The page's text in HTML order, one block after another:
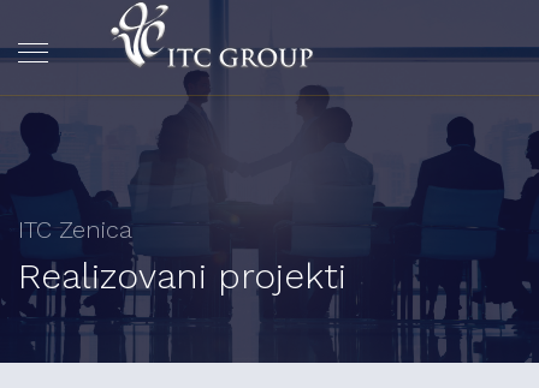
ITC Zenica
Realizovani projekti